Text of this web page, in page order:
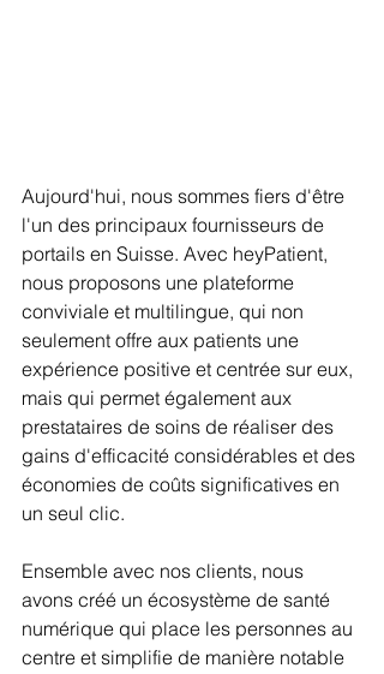
Aujourd'hui, nous sommes fiers d'être
l'un des principaux fournisseurs de
portails en Suisse. Avec heyPatient,
nous proposons une plateforme
conviviale et multilingue, qui non
seulement offre aux patients une
expérience positive et centrée sur eux,
mais qui permet également aux
prestataires de soins de réaliser des
gains d'efficacité considérables et des
économies de coûts significatives en
un seul clic.
Ensemble avec nos clients, nous
avons créé un écosystème de santé
numérique qui place les personnes au
centre et simplifie de manière notable